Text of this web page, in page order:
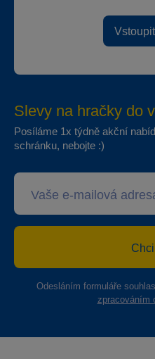
Slevy na hračky do
Posíláme 1x týdně akční
schránku, nebojte :)
Odesláním formuláře
zpracováním